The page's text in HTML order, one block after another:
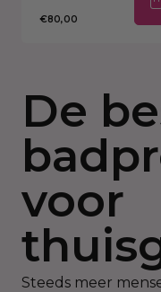
€80,00
De
voor
Steeds meer